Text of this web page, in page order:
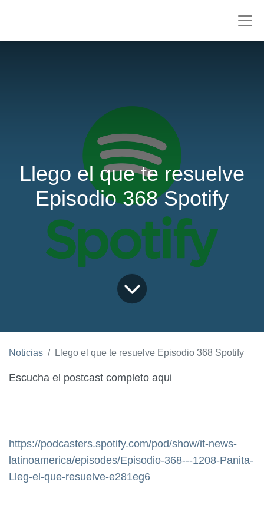
Llego el que te resuelve
Episodio 368 Spotify
Noticias Llego el que te resuelve Episodio 368 Spotify
Escucha el postcast completo aqui
https://podcasters.spotify.com/pod/show/it-news-
latinoamerica/episodes/Episodio-368---1208-Panita-
Lleg-el-que-resuelve-e281eg6